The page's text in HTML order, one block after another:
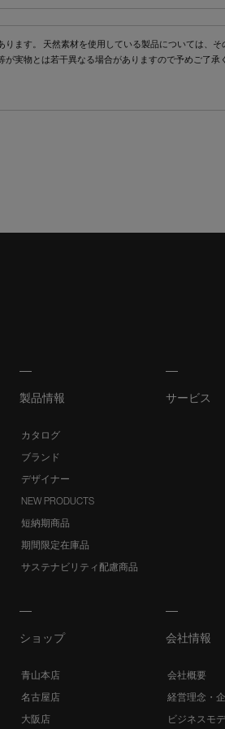
ます。 天然素材を使用している製品については、
実物とは若干異なる場合がありますので予めご了承
製品情報
カタログ
ブランド
デザイナー
NEW PRODUCTS
短納期商品
期間限定在庫品
サステナビリティ配慮商品
サービス
ショップ
青山本店
名古屋店
大阪店
会社情報
会社概要
経営理念・
ビジネスモ